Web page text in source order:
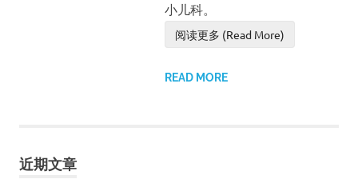
小儿科。
阅读更多 (Read More)
READ MORE
近期文章